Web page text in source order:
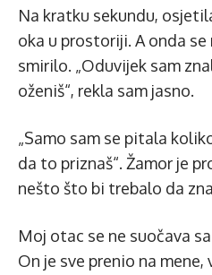
Na kratku sekundu,
oka u prostoriji. A onda
smirilo. „Oduvijek sam
oženiš“, rekla sam jasno.
„Samo sam se pitala
da to priznaš“. Žamor je
nešto što bi trebalo da
Moj otac se ne suočava
On je sve prenio na